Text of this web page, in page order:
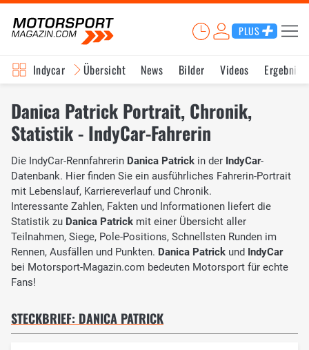
PLUS
Indycar Übersicht News Bilder Videos
Danica Patrick Portrait, Chronik,
Statistik - IndyCar-Fahrerin
Die IndyCar-Rennfahrerin Danica Patrick in der IndyCar-
Datenbank. Hier finden Sie ein ausführliches Fahrerin-Portrait
mit Lebenslauf, Karriereverlauf und Chronik.
Interessante Zahlen, Fakten und Informationen liefert die
Statistik zu Danica Patrick mit einer Übersicht aller
Teilnahmen, Siege, Pole-Positions, Schnellsten Runden im
Rennen, Ausfällen und Punkten. Danica Patrick und IndyCar
bei Motorsport-Magazin.com bedeuten Motorsport für echte
Fans!
STECKBRIEF: DANICA PATRICK